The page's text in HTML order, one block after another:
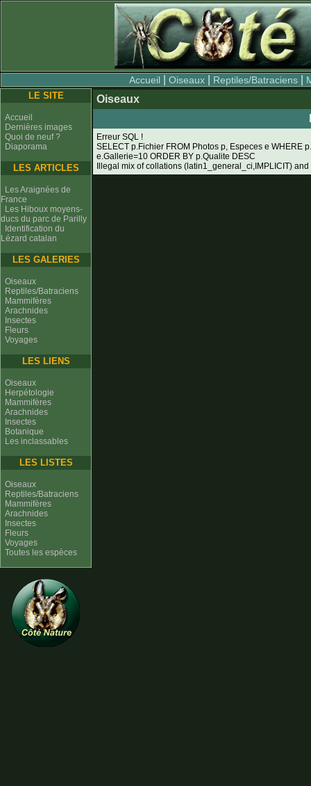
Accueil |Oiseaux Reptiles/Batraciens
LE SITE
Accueil
Dernières images
Quoi de neuf ?
Diaporama
LES ARTICLES
Les Araignées de
France
Les Hiboux moyens-
ducs du parc de Parilly
Identification du
Lézard catalan
LES GALERIES
Oiseaux
Reptiles/Batraciens
Mammifères
Arachnides
Insectes
Fleurs
Voyages
LES LIENS
Oiseaux
Herpétologie
Mammifères
Arachnides
Insectes
Botanique
Les inclassables
LES LISTES
Oiseaux
Reptiles/Batraciens
Mammifères
Arachnides
Insectes
Fleurs
Voyages
Toutes les espèces
Oiseaux
Erreur SQL !
SELECT p.Fichier FROM Photos p, Especes e WHERE
e.Gallerie=10 ORDER BY p.Qualite DESC
Illegal mix of collations (latin1_general_ci,IMPLICIT)